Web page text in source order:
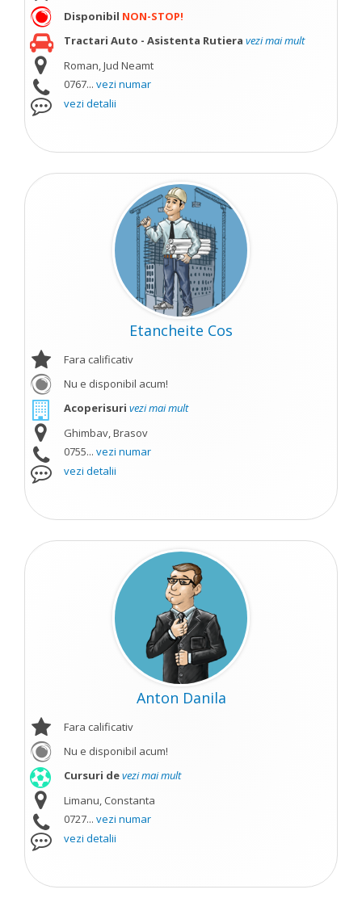
Disponibil NON-STOP!
Tractari Auto - Asistenta Rutiera vezi mai mult
Roman, Jud Neamt
0767... vezi numar
vezi detalii
Etancheite Cos
Fara calificativ
Nu e disponibil acum!
Acoperisuri vezi mai mult
Ghimbav, Brasov
0755... vezi numar
vezi detalii
Anton Danila
Fara calificativ
Nu e disponibil acum!
Cursuri devezi mai mult
Limanu, Constanta
0727... vezi numar
vezi detalii